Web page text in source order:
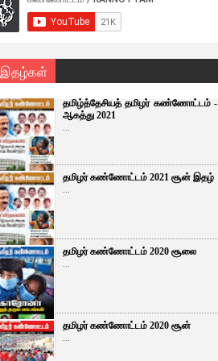
இதழ்கள்
தமிழ்த்தேசியத் தமிழர் கண்ணோட்டம் -
ஆகத்து 2021
...
தமிழர் கண்ணோட்டம் 2021 சூன் இதழ்
...
தமிழர் கண்ணோட்டம் 2020 சூலை
...
தமிழர் கண்ணோட்டம் 2020 சூன்
...